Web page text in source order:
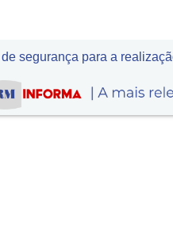
segurança para a